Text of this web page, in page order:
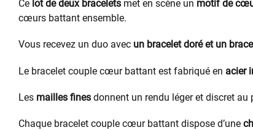
Ce lot de deux bracelets met en scène un motif de
cœurs battant ensemble.
Vous recevez un duo avec un bracelet doré et un
Le bracelet couple cœur battant est fabriqué en acier
Les mailles fines donnent un rendu léger et discret
Chaque bracelet couple cœur battant dispose d’une